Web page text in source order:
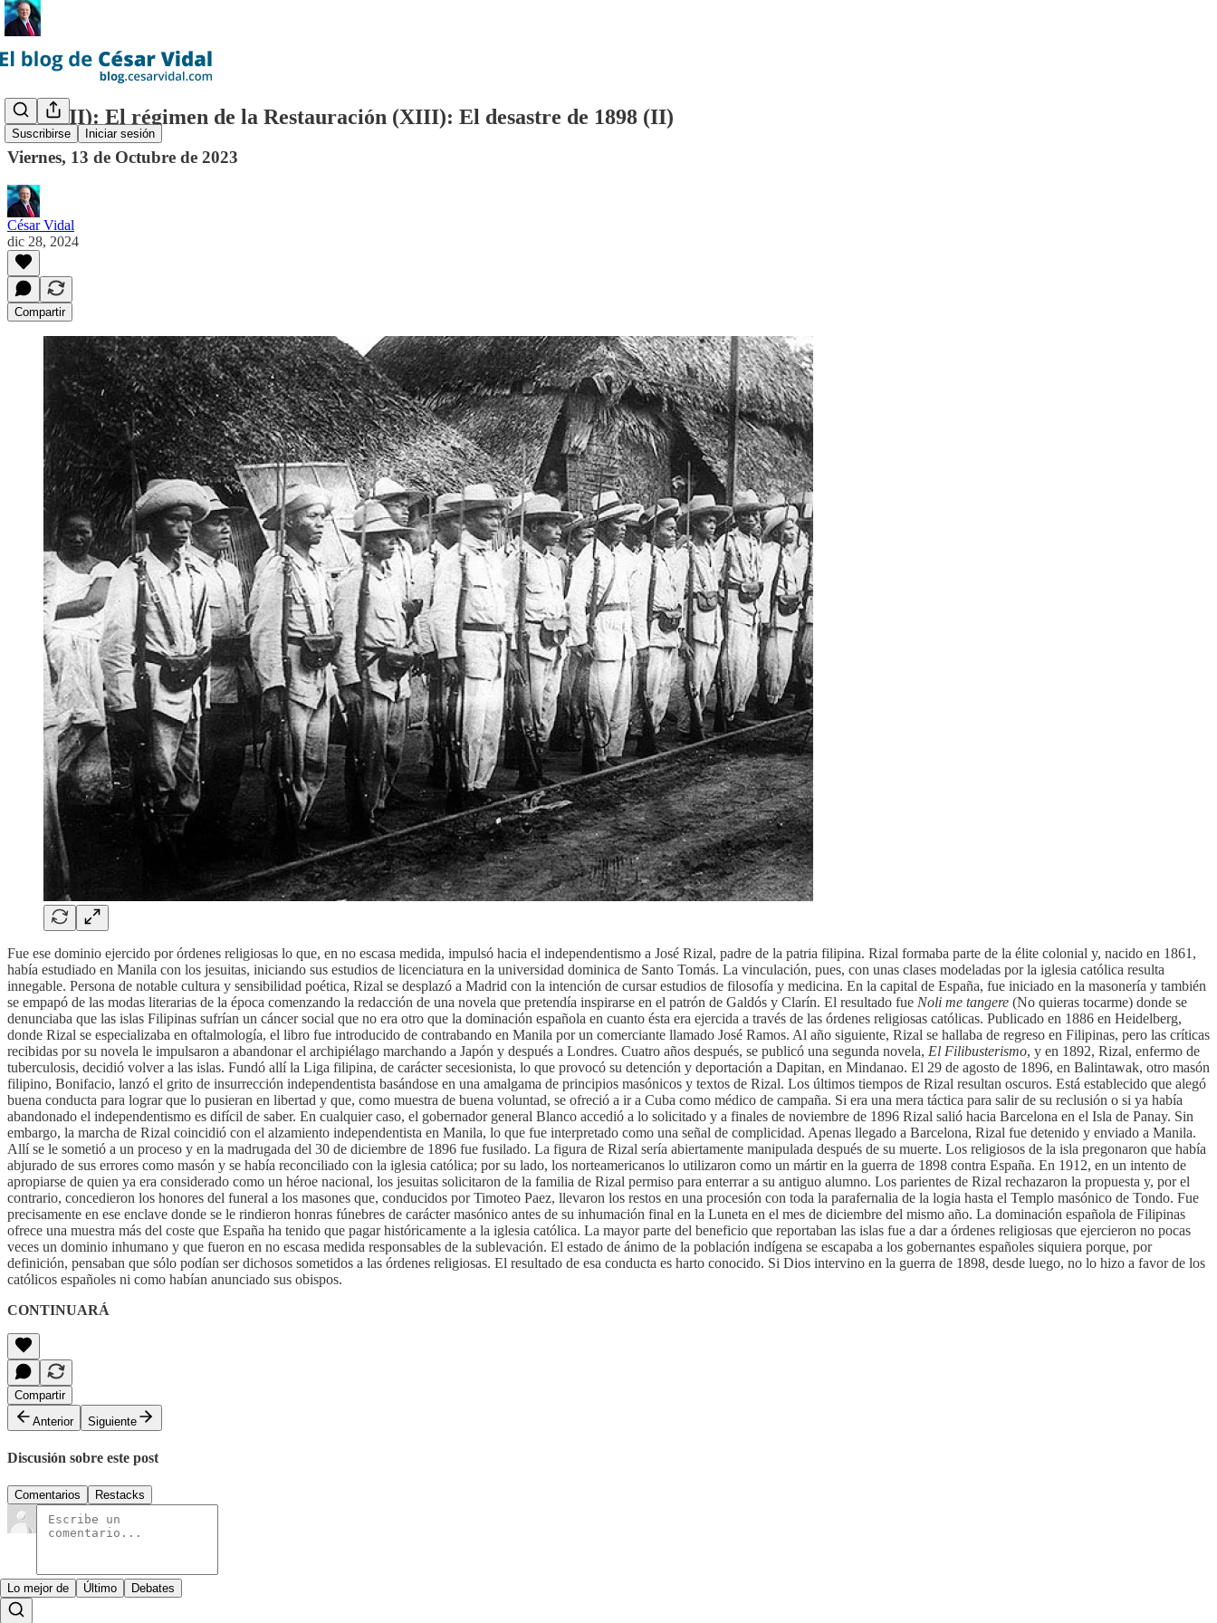
Suscribirse Iniciar sesión
(CXXIII): El régimen de la Restauración (XIII): El desastre de 1898 (II)
Viernes, 13 de Octubre de 2023
César Vidal
dic 28, 2024
Compartir
Fue ese dominio ejercido por órdenes religiosas lo que, en no escasa medida, impulsó hacia el independentismo a José Rizal, padre de la patria filipina. Rizal formaba parte de la élite colonial y, nacido en 1861,
había estudiado en Manila con los jesuitas, iniciando sus estudios de licenciatura en la universidad dominica de Santo Tomás. La vinculación, pues, con unas clases modeladas por la iglesia católica resulta
innegable. Persona de notable cultura y sensibilidad poética, Rizal se desplazó a Madrid con la intención de cursar estudios de filosofía y medicina. En la capital de España, fue iniciado en la masonería y también
se empapó de las modas literarias de la época comenzando la redacción de una novela que pretendía inspirarse en el patrón de Galdós y Clarín. El resultado fue Noli me tangere (No quieras tocarme) donde se
denunciaba que las islas Filipinas sufrían un cáncer social que no era otro que la dominación española en cuanto ésta era ejercida a través de las órdenes religiosas católicas. Publicado en 1886 en Heidelberg,
donde Rizal se especializaba en oftalmología, el libro fue introducido de contrabando en Manila por un comerciante llamado José Ramos. Al año siguiente, Rizal se hallaba de regreso en Filipinas, pero las críticas
recibidas por su novela le impulsaron a abandonar el archipiélago marchando a Japón y después a Londres. Cuatro años después, se publicó una segunda novela, El Filibusterismo, y en 1892, Rizal, enfermo de
tuberculosis, decidió volver a las islas. Fundó allí la Liga filipina, de carácter secesionista, lo que provocó su detención y deportación a Dapitan, en Mindanao. El 29 de agosto de 1896, en Balintawak, otro masón
filipino, Bonifacio, lanzó el grito de insurrección independentista basándose en una amalgama de principios masónicos y textos de Rizal. Los últimos tiempos de Rizal resultan oscuros. Está establecido que alegó
buena conducta para lograr que lo pusieran en libertad y que, como muestra de buena voluntad, se ofreció a ir a Cuba como médico de campaña. Si era una mera táctica para salir de su reclusión o si ya había
abandonado el independentismo es difícil de saber. En cualquier caso, el gobernador general Blanco accedió a lo solicitado y a finales de noviembre de 1896 Rizal salió hacia Barcelona en el Isla de Panay. Sin
embargo, la marcha de Rizal coincidió con el alzamiento independentista en Manila, lo que fue interpretado como una señal de complicidad. Apenas llegado a Barcelona, Rizal fue detenido y enviado a Manila.
Allí se le sometió a un proceso y en la madrugada del 30 de diciembre de 1896 fue fusilado. La figura de Rizal sería abiertamente manipulada después de su muerte. Los religiosos de la isla pregonaron que había
abjurado de sus errores como masón y se había reconciliado con la iglesia católica; por su lado, los norteamericanos lo utilizaron como un mártir en la guerra de 1898 contra España. En 1912, en un intento de
apropiarse de quien ya era considerado como un héroe nacional, los jesuitas solicitaron de la familia de Rizal permiso para enterrar a su antiguo alumno. Los parientes de Rizal rechazaron la propuesta y, por el
contrario, concedieron los honores del funeral a los masones que, conducidos por Timoteo Paez, llevaron los restos en una procesión con toda la parafernalia de la logia hasta el Templo masónico de Tondo. Fue
precisamente en ese enclave donde se le rindieron honras fúnebres de carácter masónico antes de su inhumación final en la Luneta en el mes de diciembre del mismo año. La dominación española de Filipinas
ofrece una muestra más del coste que España ha tenido que pagar históricamente a la iglesia católica. La mayor parte del beneficio que reportaban las islas fue a dar a órdenes religiosas que ejercieron no pocas
veces un dominio inhumano y que fueron en no escasa medida responsables de la sublevación. El estado de ánimo de la población indígena se escapaba a los gobernantes españoles siquiera porque, por
definición, pensaban que sólo podían ser dichosos sometidos a las órdenes religiosas. El resultado de esa conducta es harto conocido. Si Dios intervino en la guerra de 1898, desde luego, no lo hizo a favor de los
católicos españoles ni como habían anunciado sus obispos.
CONTINUARÁ
Compartir
Anterior
Siguiente
Discusión sobre este post
Comentarios Restacks
Lo mejor de Último Debates